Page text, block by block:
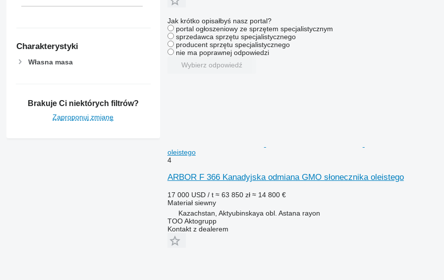
Charakterystyki
Własna masa
Brakuje Ci niektórych filtrów?
Zaproponuj zmianę
Jak krótko opisałbyś nasz portal?
portal ogłoszeniowy ze sprzętem specjalistycznym
sprzedawca sprzętu specjalistycznego
producent sprzętu specjalistycznego
nie ma poprawnej odpowiedzi
Wybierz odpowiedź
oleistego
4
ARBOR F 366 Kanadyjska odmiana GMO słonecznika oleistego
17 000 USD / t ≈ 63 850 zł ≈ 14 800 €
Materiał siewny
Kazachstan, Aktyubinskaya obl. Astana rayon
TOO Aktogrupp
Kontakt z dealerem